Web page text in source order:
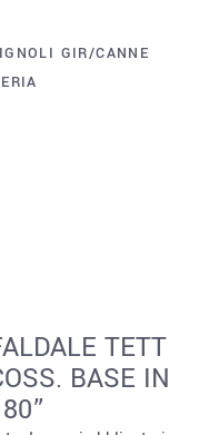
GIR/CANNE
TETT
BASE IN